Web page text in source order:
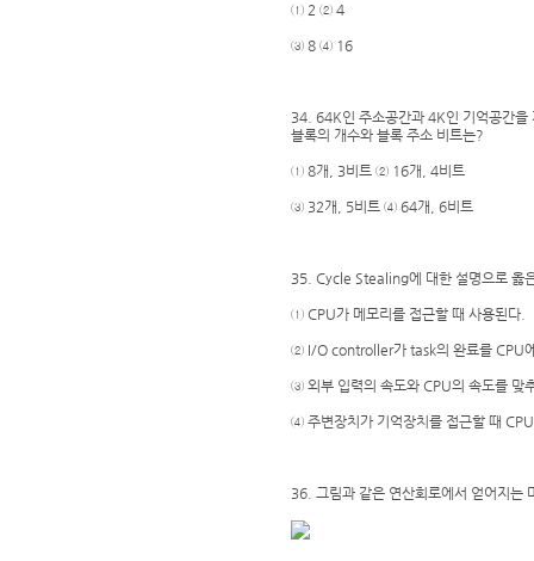
① 2 ② 4
③ 8 ④ 16
34. 64K인 주소공간과 4K인 기억공간
블록의 개수와 블록 주소 비트는?
① 8개, 3비트 ② 16개, 4비트
③ 32개, 5비트 ④ 64개, 6비트
35. Cycle Stealing에 대한 설명으로 옳
① CPU가 메모리를 접근할 때 사용된다.
② I/O controller가 task의 완료를 CPU
③ 외부 입력의 속도와 CPU의 속도를 맞
④ 주변장치가 기억장치를 접근할 때
36. 그림과 같은 연산회로에서 얻어지